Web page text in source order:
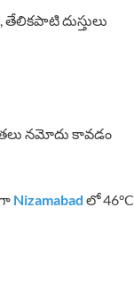
దుస్తులు
నమోదు కావడం
Nizamabad లో 46°C